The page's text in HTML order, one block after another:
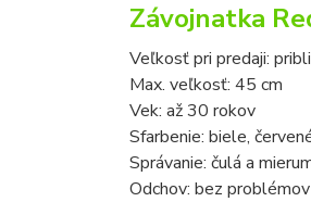
Závojnatka
Veľkosť pri predaji:
Max. veľkosť: 45 cm
Vek: až 30 rokov
Sfarbenie: biele,
Správanie: čulá a
Odchov: bez problémov